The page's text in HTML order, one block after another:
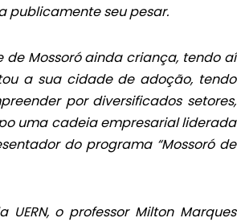
publicamente seu pesar.
Mossoró ainda criança, tendo aí
a sua cidade de adoção, tendo
por diversificados setores,
uma cadeia empresarial liderada
do programa “Mossoró de
o professor Milton Marques